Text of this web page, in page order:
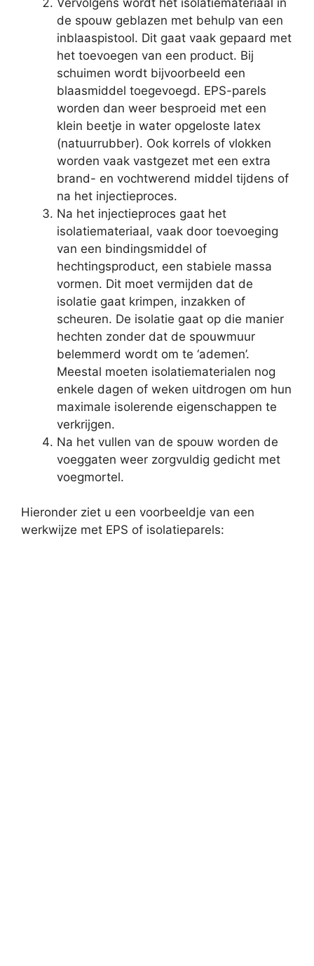
de spouw geblazen met behulp van een
inblaaspistool. Dit gaat vaak gepaard met
het toevoegen van een product. Bij
schuimen wordt bijvoorbeeld een
blaasmiddel toegevoegd. EPS-parels
worden dan weer besproeid met een
klein beetje in water opgeloste latex
(natuurrubber). Ook korrels of vlokken
worden vaak vastgezet met een extra
brand- en vochtwerend middel tijdens of
na het injectieproces.
Na het injectieproces gaat het
isolatiemateriaal, vaak door toevoeging
van een bindingsmiddel of
hechtingsproduct, een stabiele massa
vormen. Dit moet vermijden dat de
isolatie gaat krimpen, inzakken of
scheuren. De isolatie gaat op die manier
hechten zonder dat de spouwmuur
belemmerd wordt om te ‘ademen’.
Meestal moeten isolatiematerialen nog
enkele dagen of weken uitdrogen om hun
maximale isolerende eigenschappen te
verkrijgen.
Na het vullen van de spouw worden de
voeggaten weer zorgvuldig gedicht met
voegmortel.
Hieronder ziet u een voorbeeldje van een
werkwijze met EPS of isolatieparels: